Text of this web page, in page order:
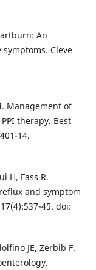
An
Cleve
Management of
therapy. Best
14.
H, Fass R.
and symptom
45. doi:
JE, Zerbib F.